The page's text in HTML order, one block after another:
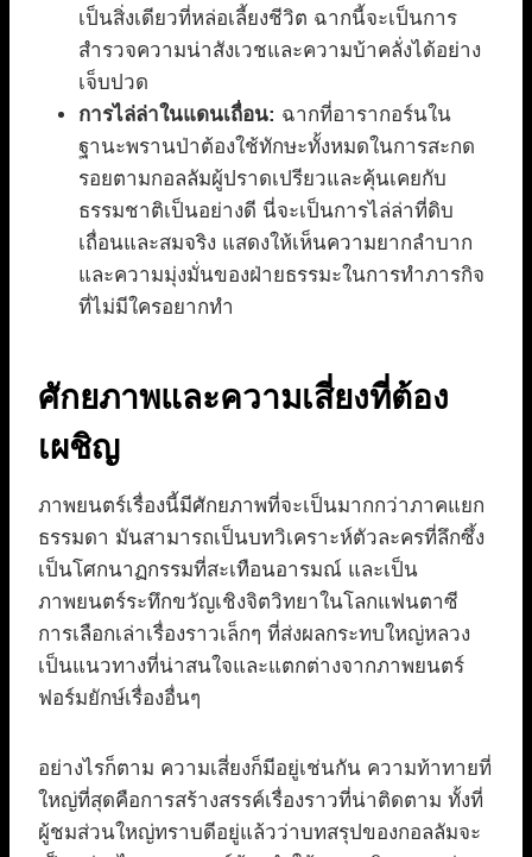
เป็นสิ่งเดียวที่หล่อเลี้ยงชีวิต ฉากนี้จะเป็นการ
สำรวจความน่าสังเวชและความบ้าคลั่งได้อย่าง
เจ็บปวด
การไล่ล่าในแดนเถื่อน: ฉากที่อารากอร์นใน
ฐานะพรานป่าต้องใช้ทักษะทั้งหมดในการสะกด
รอยตามกอลลัมผู้ปราดเปรียวและคุ้นเคยกับ
ธรรมชาติเป็นอย่างดี นี่จะเป็นการไล่ล่าที่ดิบ
เถื่อนและสมจริง แสดงให้เห็นความยากลำบาก
และความมุ่งมั่นของฝ่ายธรรมะในการทำภารกิจ
ที่ไม่มีใครอยากทำ
ศักยภาพและความเสี่ยงที่ต้อง
เผชิญ
ภาพยนตร์เรื่องนี้มีศักยภาพที่จะเป็นมากกว่าภาคแยก
ธรรมดา มันสามารถเป็นบทวิเคราะห์ตัวละครที่ลึกซึ้ง
เป็นโศกนาฏกรรมที่สะเทือนอารมณ์ และเป็น
ภาพยนตร์ระทึกขวัญเชิงจิตวิทยาในโลกแฟนตาซี
การเลือกเล่าเรื่องราวเล็กๆ ที่ส่งผลกระทบใหญ่หลวง
เป็นแนวทางที่น่าสนใจและแตกต่างจากภาพยนตร์
ฟอร์มยักษ์เรื่องอื่นๆ
อย่างไรก็ตาม ความเสี่ยงก็มีอยู่เช่นกัน ความท้าทายที่
ใหญ่ที่สุดคือการสร้างสรรค์เรื่องราวที่น่าติดตาม ทั้งที่
ผู้ชมส่วนใหญ่ทราบดีอยู่แล้วว่าบทสรุปของกอลลัมจะ